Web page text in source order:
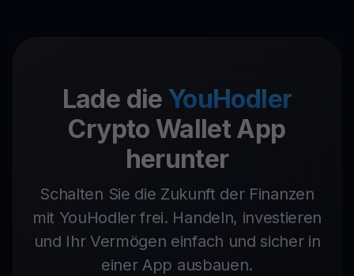
Lade die YouHodler
Crypto Wallet App
herunter
Schalten Sie die Zukunft der Finanzen
mit YouHodler frei. Handeln, investieren
und Ihr Vermögen einfach und sicher in
einer App ausbauen.